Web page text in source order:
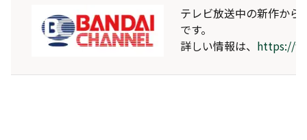
テレビ放送中の新作から
です。
詳しい情報は、 https://